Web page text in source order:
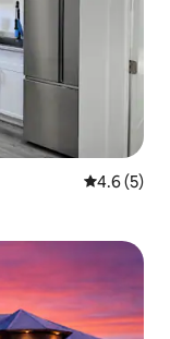
レビュー5
4.6 (5)